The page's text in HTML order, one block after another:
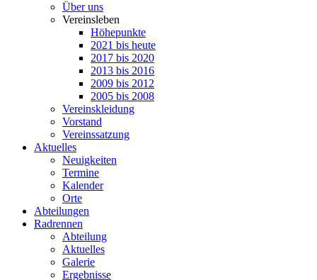
Über uns
Vereinsleben
Höhepunkte
2021 bis heute
2017 bis 2020
2013 bis 2016
2009 bis 2012
2005 bis 2008
Vereinskleidung
Vorstand
Vereinssatzung
Aktuelles
Neuigkeiten
Termine
Kalender
Orte
Abteilungen
Radrennen
Abteilung
Aktuelles
Galerie
Ergebnisse